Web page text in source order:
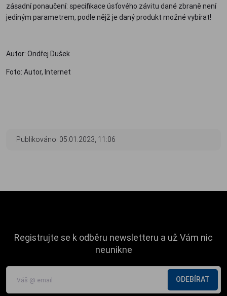
zásadní ponaučení: specifikace úsťového závitu dané zbraně není
jediným parametrem, podle nějž je daný produkt možné vybírat!
Autor: Ondřej Dušek
Foto: Autor, Internet
Publikováno: 05.01.2023, 11:06
Registrujte se k odběru newsletteru a už Vám nic
neunikne
ODEBÍRAT